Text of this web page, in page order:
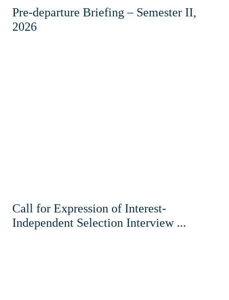
Pre-departure Briefing – Semester II,
2026
Call for Expression of Interest-
Independent Selection Interview ...